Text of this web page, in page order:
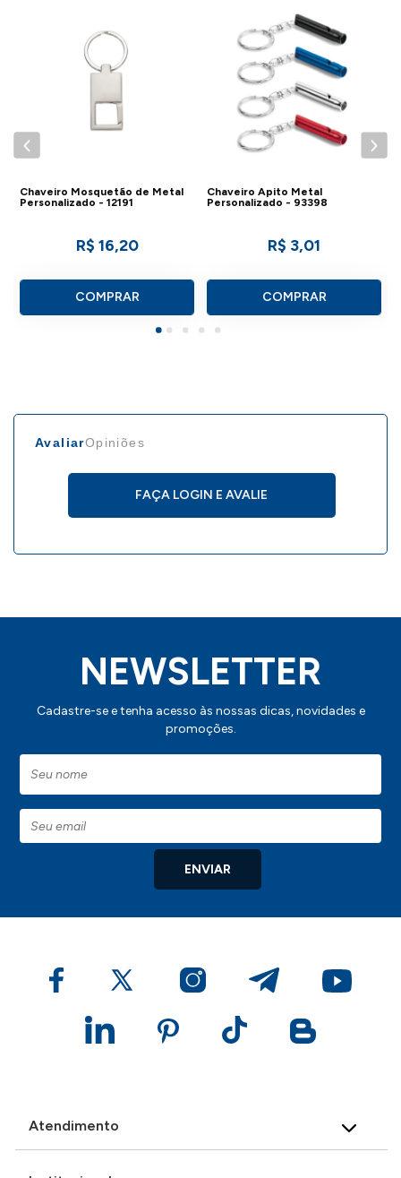
Chaveiro Mosquetão de Metal
Personalizado - 12191
R$ 16,20
COMPRAR
Chaveiro Apito Metal
Personalizado - 93398
R$ 3,01
COMPRAR
AvaliarOpiniões
FAÇA LOGIN E AVALIE
NEWSLETTER
Cadastre-se e tenha acesso às nossas dicas, novidades e
promoções.
ENVIAR
Atendimento